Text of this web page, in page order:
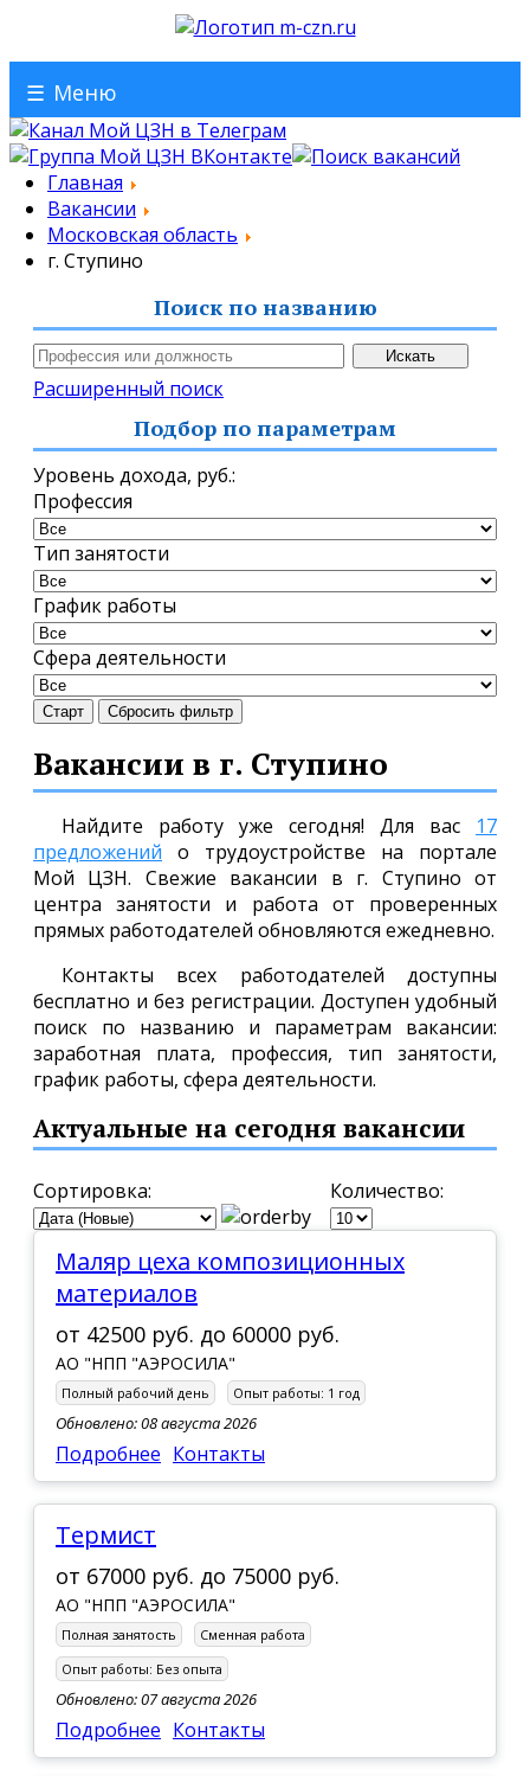
☰ Меню
Главная
Вакансии
Московская область
г. Ступино
Поиск по названию
Расширенный поиск
Подбор по параметрам
Уровень дохода, руб.:
Профессия
Тип занятости
График работы
Сфера деятельности
Старт Сбросить фильтр
Вакансии в г. Ступино
Найдите работу уже сегодня! Для вас 17
предложений о трудоустройстве на портале
Мой ЦЗН. Свежие вакансии в г. Ступино от
центра занятости и работа от проверенных
прямых работодателей обновляются ежедневно.
Контакты всех работодателей доступны
бесплатно и без регистрации. Доступен удобный
поиск по названию и параметрам вакансии:
заработная плата, профессия, тип занятости,
график работы, сфера деятельности.
Актуальные на сегодня вакансии
Сортировка: Количество:
Маляр цеха композиционных
материалов
от 42500 руб. до 60000 руб.
АО "НПП "АЭРОСИЛА"
Полный рабочий день Опыт работы: 1 год
Обновлено: 08 августа 2026
Подробнее Контакты
Термист
от 67000 руб. до 75000 руб.
АО "НПП "АЭРОСИЛА"
Полная занятость
Сменная работа
Опыт работы: Без опыта
Обновлено: 07 августа 2026
Подробнее Контакты